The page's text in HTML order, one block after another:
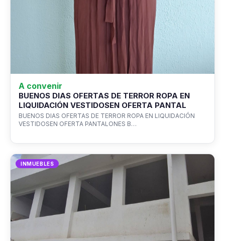
A convenir
BUENOS DIAS OFERTAS DE TERROR ROPA EN
LIQUIDACIÓN VESTIDOSEN OFERTA PANTAL
BUENOS DIAS OFERTAS DE TERROR ROPA EN LIQUIDACIÓN
VESTIDOSEN OFERTA PANTALONES B…
INMUEBLES